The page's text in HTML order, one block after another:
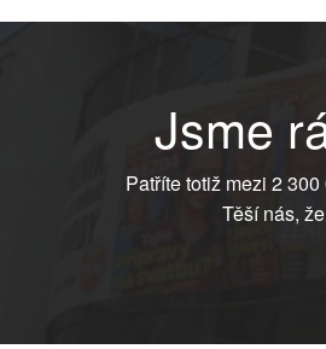
Jsme
Patříte totiž mezi 2
Těší nás,